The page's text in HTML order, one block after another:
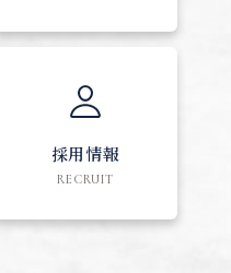
採用情報
RECRUIT